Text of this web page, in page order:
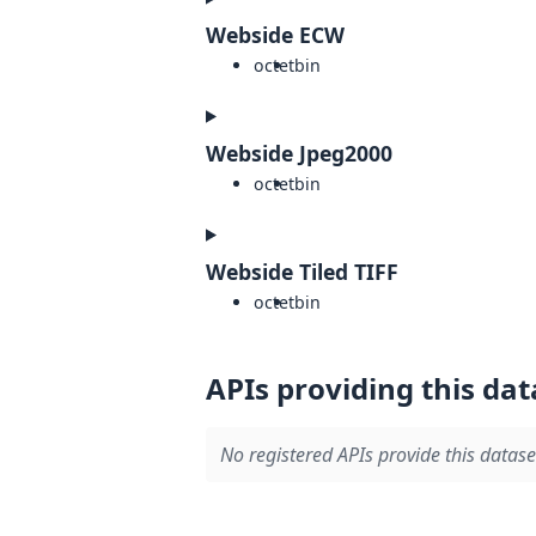
Webside ECW
octetbin
Webside Jpeg2000
octetbin
Webside Tiled TIFF
octetbin
APIs providing this
No registered APIs provide this